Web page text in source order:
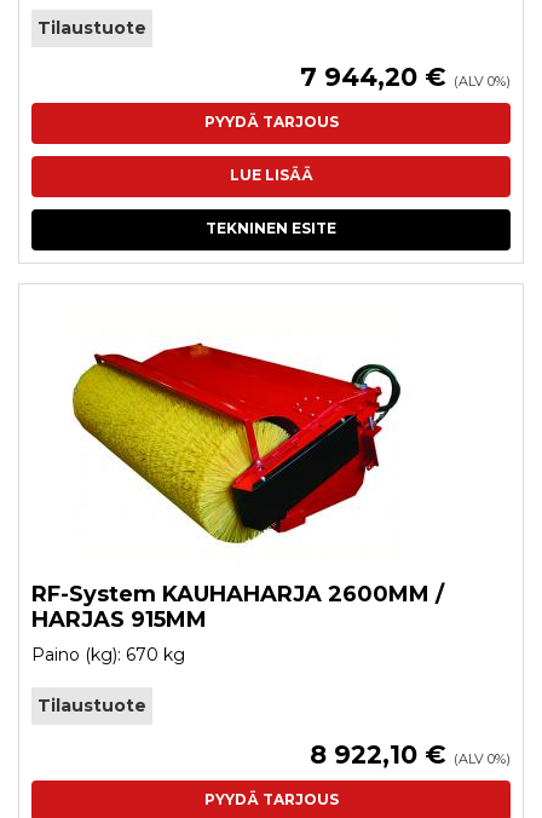
Tilaustuote
7 944,20 € (ALV 0%)
PYYDÄ TARJOUS
LUE LISÄÄ
TEKNINEN ESITE
RF-System KAUHAHARJA 2600MM /
HARJAS 915MM
Paino (kg): 670 kg
Tilaustuote
8 922,10 € (ALV 0%)
PYYDÄ TARJOUS